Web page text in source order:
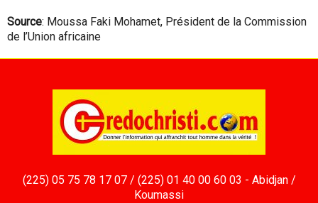
Source: Moussa Faki Mohamet, Président de la Commission
de l’Union africaine
(225) 05 75 78 17 07 / (225) 01 40 00 60 03 - Abidjan /
Koumassi